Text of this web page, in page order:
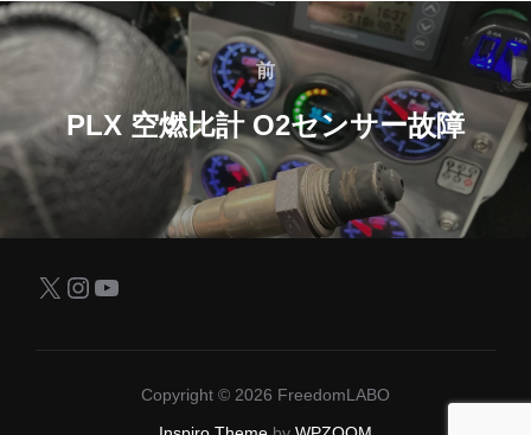
投
ナ
ビ
前
前
PLX 空燃比計 O2センサー故障
X Instagram
YouTube
Copyright © 2026 FreedomLABO